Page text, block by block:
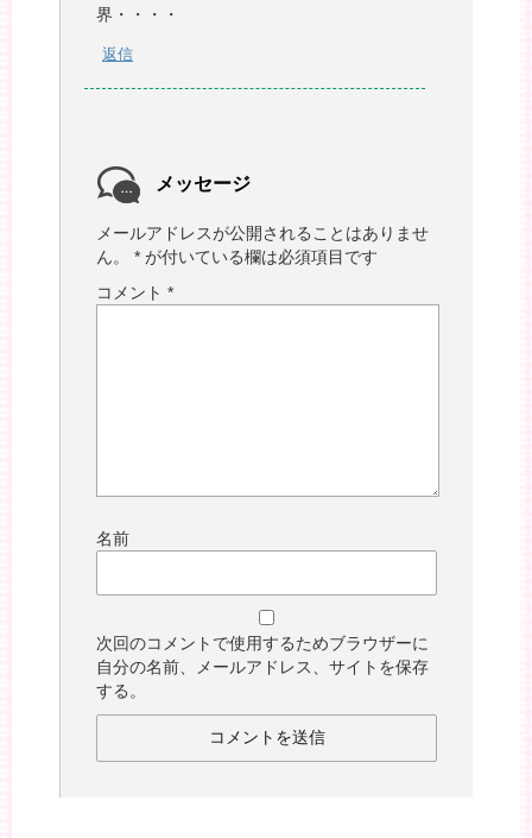
界・・・・
返信
メッセージ
メールアドレスが公開されることはありませ
ん。
* が付いている欄は必須項目です
コメント *
名前
次回のコメントで使用するためブラウザーに
自分の名前、メールアドレス、サイトを保存
する。